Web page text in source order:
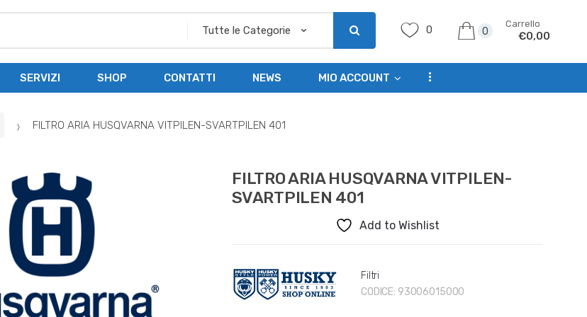
0 0
Carrello
€0,00
SERVIZI SHOP CONTATTI NEWS MIO ACCOUNT ...
FILTRO ARIA HUSQVARNA VITPILEN-SVARTPILEN 401
FILTRO ARIA HUSQVARNA VITPILEN-
SVARTPILEN 401
Add to Wishlist
Filtri
CODICE: 93006015000